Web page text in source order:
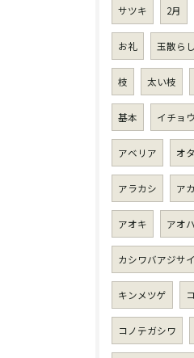
サツキ 2月
お礼 玉散らし
枝 太い枝
基本 イチョウ
アベリア オ
アラカシ ア
アオキ アオ
カシワバアジサイ
キンメツゲ
コノテガシワ